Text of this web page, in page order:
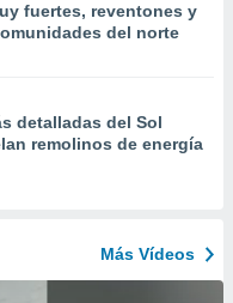
fuertes, reventones y
del norte
detalladas del Sol
remolinos de energía
Más Vídeos